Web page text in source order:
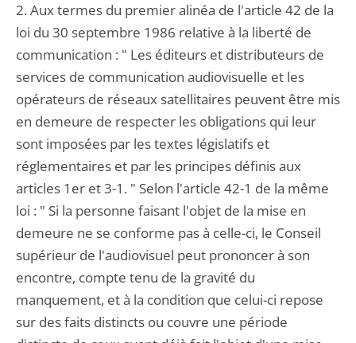
2. Aux termes du premier alinéa de l'article 42 de la
loi du 30 septembre 1986 relative à la liberté de
communication : " Les éditeurs et distributeurs de
services de communication audiovisuelle et les
opérateurs de réseaux satellitaires peuvent être mis
en demeure de respecter les obligations qui leur
sont imposées par les textes législatifs et
réglementaires et par les principes définis aux
articles 1er et 3-1. " Selon l'article 42-1 de la même
loi : " Si la personne faisant l'objet de la mise en
demeure ne se conforme pas à celle-ci, le Conseil
supérieur de l'audiovisuel peut prononcer à son
encontre, compte tenu de la gravité du
manquement, et à la condition que celui-ci repose
sur des faits distincts ou couvre une période